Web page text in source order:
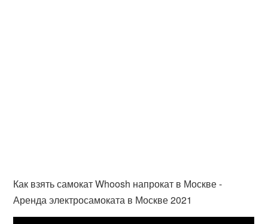
Как взять самокат Whoosh напрокат в Москве -
Аренда электросамоката в Москве 2021